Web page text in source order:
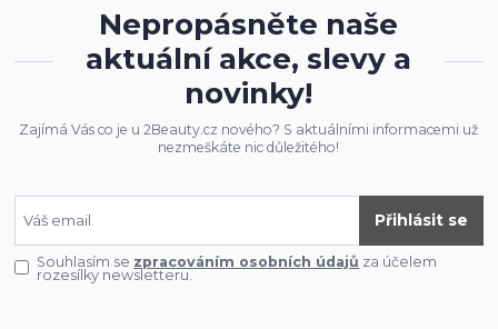
Nepropásněte naše
aktuální akce, slevy a
novinky!
Zajímá Vás co je u 2Beauty.cz nového? S aktuálními informacemi už
nezmeškáte nic důležitého!
Přihlásit se
Souhlasím se zpracováním osobních údajů za účelem
rozesílky newsletteru.